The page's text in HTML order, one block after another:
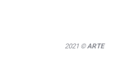
2021 ©ARTE